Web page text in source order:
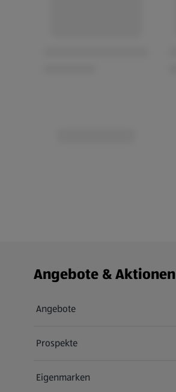
Fußzeilenmenü - weitere Links
Angebote & Aktionen
Angebote
Prospekte
Eigenmarken